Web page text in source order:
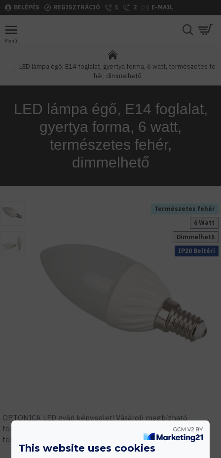
BELÉPÉS REGISZTRÁCIÓ 1 2 E-MAIL
LED lámpa égő, E14 foglalat, gyertya forma, 6 watt, természetes fe
hér, dimmelhető
LED lámpa égő, E14 foglalat,
gyertya forma, 6 watt,
természetes fehér,
dimmelhető
Természetes fehér
6 Watt
IP20 Beltéri
Dimmelhető
OPTONICA LED gyári képviselet! Vásárolj megbízható
forrásból! Szakmai támogatás, tervezés, gyári garanciális
feltételek.
This website uses cookies